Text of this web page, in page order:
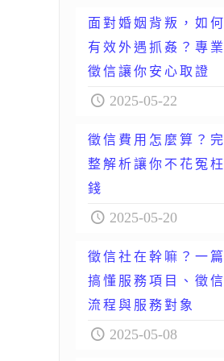
面對婚姻背叛，如何
有效外遇抓姦？專業
徵信讓你安心取證
2025-05-22
徵信費用怎麼算？完
整解析讓你不花冤枉
錢
2025-05-20
徵信社在幹嘛？一篇
搞懂服務項目、徵信
流程與服務對象
2025-05-08